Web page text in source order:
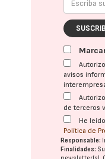
avisos
de terceros
He
Política de
Responsable:
Finalidades: